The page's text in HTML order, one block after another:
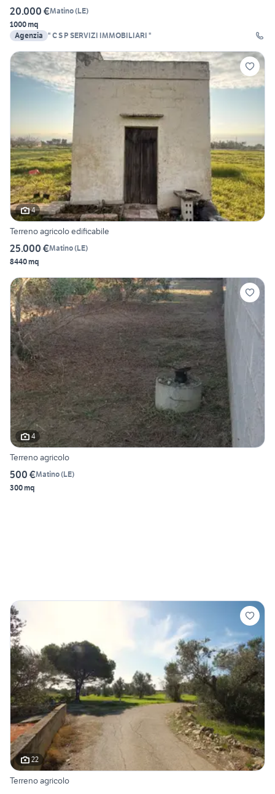
20.000 €Matino(LE)
1000 mq
Agenzia " C S P SERVIZI IMMOBILIARI "
4
Terreno agricolo edificabile
25.000 €Matino(LE)
8440 mq
4
Terreno agricolo
500 €Matino(LE)
300 mq
22
Terreno agricolo